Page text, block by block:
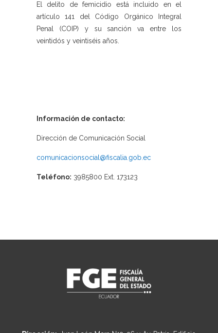
El delito de femicidio está incluido en el
artículo 141 del Código Orgánico Integral
Penal (COIP) y su sanción va entre los
veintidós y veintiséis años.
Información de contacto:
Dirección de Comunicación Social
comunicacionsocial@fiscalia.gob.ec
Teléfono: 3985800 Ext. 173123